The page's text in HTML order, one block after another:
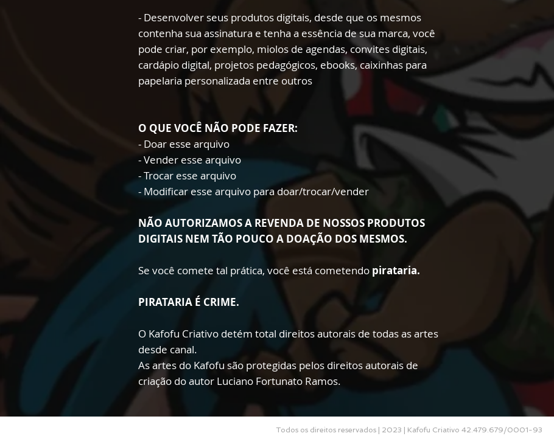
- Desenvolver seus produtos digitais, desde que os mesmos
contenha sua assinatura e tenha a essência de sua marca, você
pode criar, por exemplo, miolos de agendas, convites digitais,
cardápio digital, projetos pedagógicos, ebooks, caixinhas para
papelaria personalizada entre outros
O QUE VOCÊ NÃO PODE FAZER:
- Doar esse arquivo
- Vender esse arquivo
- Trocar esse arquivo
- Modificar esse arquivo para doar/trocar/vender
NÃO AUTORIZAMOS A REVENDA DE NOSSOS PRODUTOS
DIGITAIS NEM TÃO POUCO A DOAÇÃO DOS MESMOS.
Se você comete tal prática, você está cometendo pirataria.
PIRATARIA É CRIME.
O Kafofu Criativo detém total direitos autorais de todas as artes
desde canal.
As artes do Kafofu são protegidas pelos direitos autorais de
criação do autor Luciano Fortunato Ramos.
Todos os direitos reservados | 2023 | Kafofu Criativo 42.479.679/0001-93